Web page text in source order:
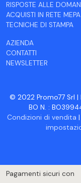
RISPOSTE ALLE
ACQUISTI IN RETE MEPA
TECNICHE DI STAMPA
AZIENDA
CONTATTI
NEWSLETTER
© 2022 Promo77 Srl |
BO N. :
Condizioni di vendita |
Pagamenti sicuri con